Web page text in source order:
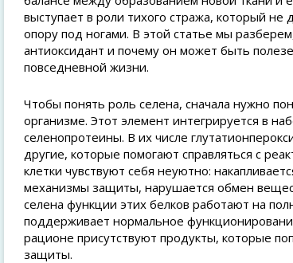
выступает в роли тихого стража, который не
опору под ногами. В этой статье мы
антиоксидант и почему он может быть
повседневной жизни.
Чтобы понять роль селена, сначала нужно
организме. Этот элемент интегрируется в
селенопротеины. В их числе
другие, которые помогают справляться с
клетки чувствуют себя неуютно:
механизмы защиты, нарушается обмен
селена функции этих белков работают на
поддерживает нормальное
рационе присутствуют продукты, которые
защиты.